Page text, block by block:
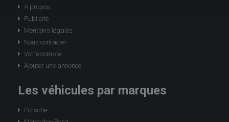
A propos
Publicité
Mentions légales
Nous contacter
Votre compte
Ajouter une annonce
Les véhicules par marques
Porsche